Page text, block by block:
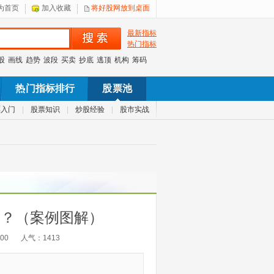
首页 加入收藏 将好股网放到桌面
最新指标
热门指标
画线 趋势 波段 买卖 抄底 逃顶 机构 筹码
热门指标排行 股票池
门 股票知识 炒股经验 股市实战
（案例图解）
人气： 1413